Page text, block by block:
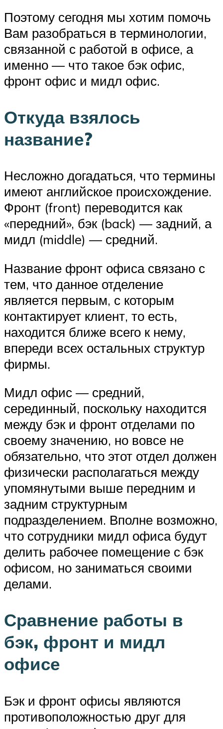
Поэтому сегодня мы хотим помочь
Вам разобраться в терминологии,
связанной с работой в офисе, а
именно — что такое бэк офис,
фронт офис и мидл офис.
Откуда взялось
название?
Несложно догадаться, что термины
имеют английское происхождение.
Фронт (front) переводится как
«передний», бэк (back) — задний, а
мидл (middle) — средний.
Название фронт офиса связано с
тем, что данное отделение
является первым, с которым
контактирует клиент, то есть,
находится ближе всего к нему,
впереди всех остальных структур
фирмы.
Мидл офис — средний,
серединный, поскольку находится
между бэк и фронт отделами по
своему значению, но вовсе не
обязательно, что этот отдел должен
физически располагаться между
упомянутыми выше передним и
задним структурным
подразделением. Вполне возможно,
что сотрудники мидл офиса будут
делить рабочее помещение с бэк
офисом, но заниматься своими
делами.
Сравнение работы в
бэк, фронт и мидл
офисе
Бэк и фронт офисы являются
противоположностью друг для